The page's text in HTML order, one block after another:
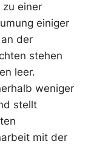
zu einer
einiger
der
stehen
leer.
weniger
stellt
mit der